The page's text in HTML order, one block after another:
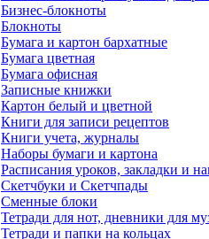
Бизнес-блокноты
Блокноты
Бумага и картон бархатные
Бумага цветная
Бумага офисная
Записные книжки
Картон белый и цветной
Книги для записи рецептов
Книги учета, журналы
Наборы бумаги и картона
Расписания уроков, закладки и
Скетчбуки и Скетчпады
Сменные блоки
Тетради для нот, дневники для
Тетради и папки на кольцах